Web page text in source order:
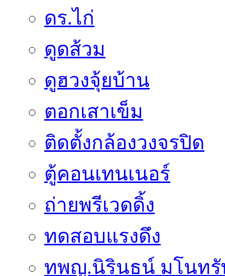
ดร.ไก่
ดูดส้วม
ดูฮวงจุ้ยบ้าน
ตอกเสาเข็ม
ติดตั้งกล้องวงจรปิด
ตู้คอนเทนเนอร์
ถ่ายพรีเวดดิ้ง
ทดสอบแรงดึง
ทพญ.นิรินธน์ มโนท